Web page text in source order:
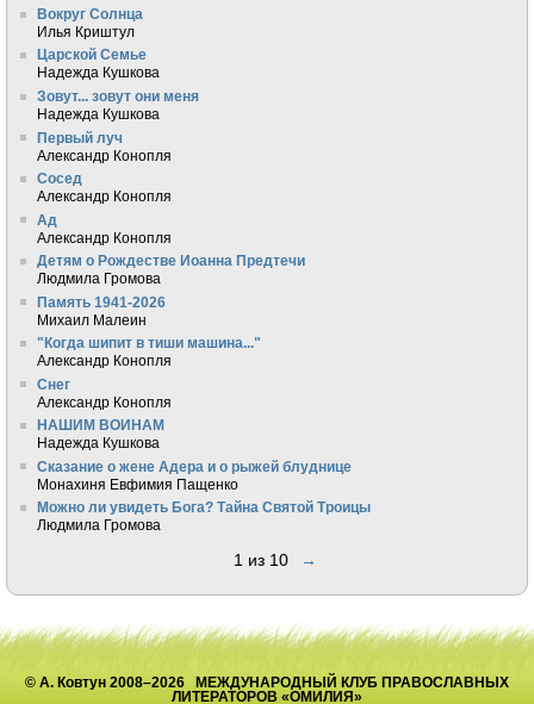
Вокруг Солнца
Илья Криштул
Царской Семье
Надежда Кушкова
Зовут... зовут они меня
Надежда Кушкова
Первый луч
Александр Конопля
Сосед
Александр Конопля
Ад
Александр Конопля
Детям о Рождестве Иоанна Предтечи
Людмила Громова
Память 1941-2026
Михаил Малеин
"Когда шипит в тиши машина..."
Александр Конопля
Снег
Александр Конопля
НАШИМ ВОИНАМ
Надежда Кушкова
Сказание о жене Адера и о рыжей блуднице
Монахиня Евфимия Пащенко
Можно ли увидеть Бога? Тайна Святой Троицы
Людмила Громова
1 из 10 →
© А. Ковтун 2008–2026 МЕЖДУНАРОДНЫЙ КЛУБ ПРАВОСЛАВНЫХ
ЛИТЕРАТОРОВ «ОМИЛИЯ»